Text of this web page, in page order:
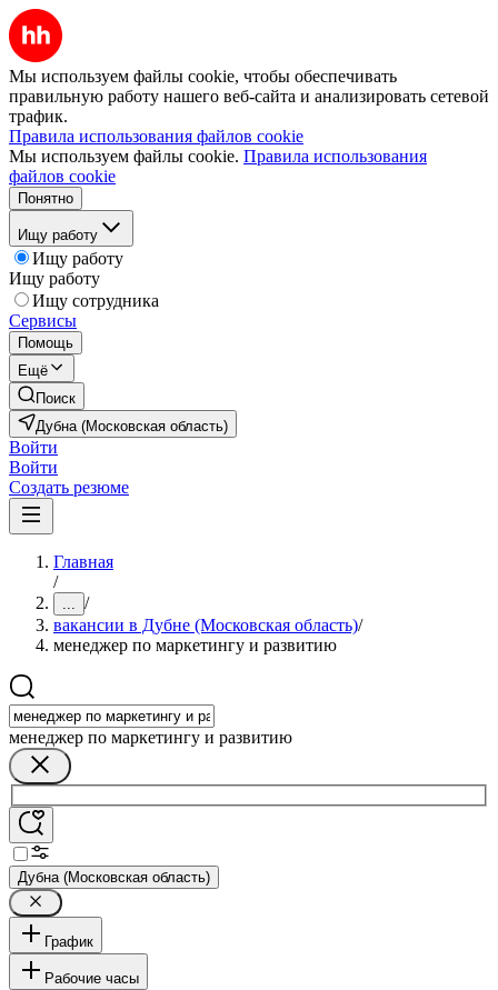
Мы используем файлы cookie, чтобы обеспечивать
правильную работу нашего веб-сайта и анализировать сетевой
трафик.
Правила использования файлов cookie
Мы используем файлы cookie. Правила использования
файлов cookie
Понятно
Ищу работу
Ищу работу
Ищу работу
Ищу сотрудника
Сервисы
Помощь
Ещё
Поиск
Дубна (Московская область)
Войти
Войти
Создать резюме
Главная
/
... /
вакансии в Дубне (Московская область)/
менеджер по маркетингу и развитию
менеджер по маркетингу и развитию
Дубна (Московская область)
График
Рабочие часы